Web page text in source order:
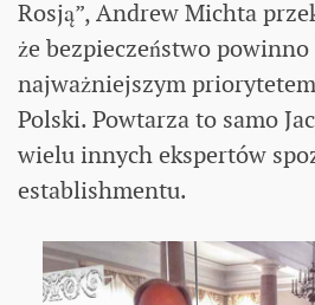
Rosją”, Andrew Michta
że bezpieczeństwo powinno
najważniejszym
Polski. Powtarza to samo
wielu innych ekspertów
establishmentu.